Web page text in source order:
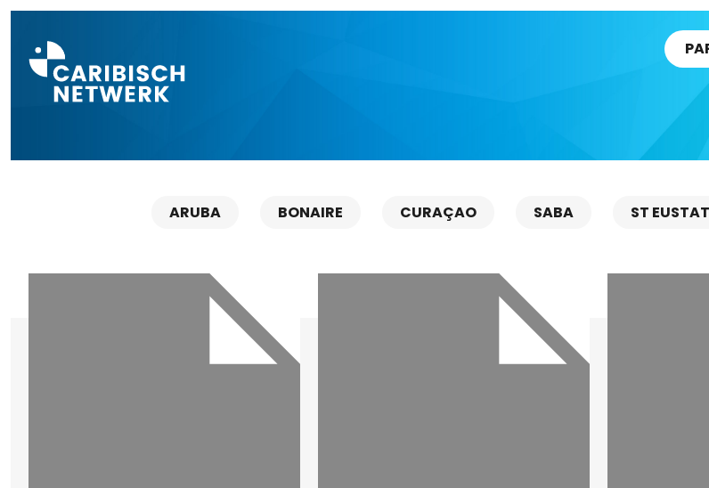
ARUBA BONAIRE CURAÇAO SABA ST